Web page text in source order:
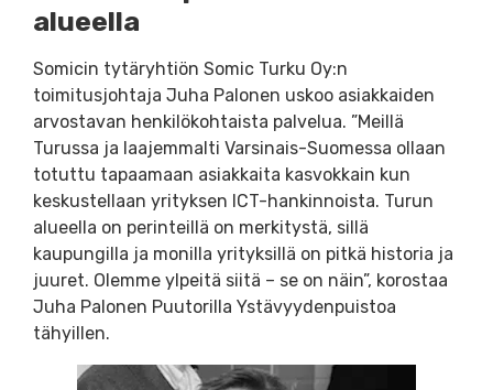
alueella
Somicin tytäryhtiön Somic Turku Oy:n
toimitusjohtaja Juha Palonen uskoo asiakkaiden
arvostavan henkilökohtaista palvelua. ”Meillä
Turussa ja laajemmalti Varsinais-Suomessa ollaan
totuttu tapaamaan asiakkaita kasvokkain kun
keskustellaan yrityksen ICT-hankinnoista. Turun
alueella on perinteillä on merkitystä, sillä
kaupungilla ja monilla yrityksillä on pitkä historia ja
juuret. Olemme ylpeitä siitä – se on näin”, korostaa
Juha Palonen Puutorilla Ystävyydenpuistoa
tähyillen.